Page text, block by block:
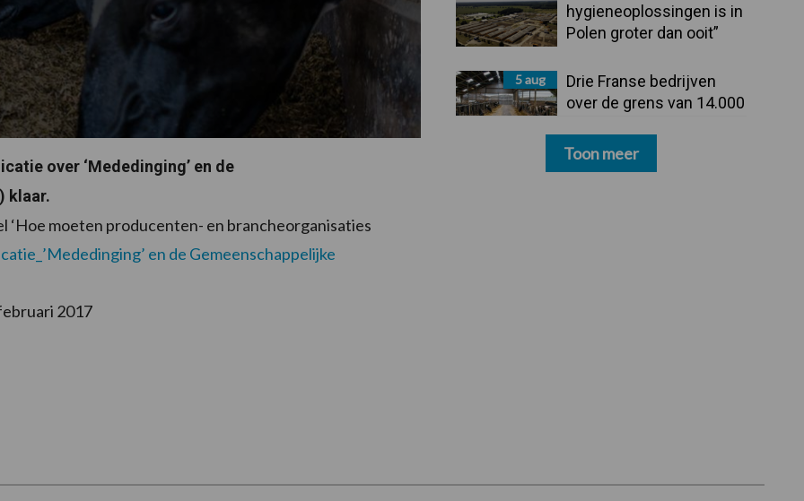
over ‘Mededinging’ en de
klaar.
moeten producenten- en brancheorganisaties
en de Gemeenschappelijke
2017
hygieneoplossingen is in
Polen groter dan ooit”
5 aug
Drie Franse bedrijven
over de grens van 14.000
Toon meer